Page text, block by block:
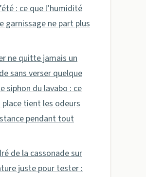
: ce que l’humidité
garnissage ne part plus
ne quitte jamais un
sans verser quelque
siphon du lavabo : ce
place tient les odeurs
pendant tout
de la cassonade sur
juste pour tester :